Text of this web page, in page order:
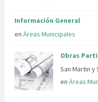
Información General
en Áreas Municipales
Obras
San Martin y
en Áreas